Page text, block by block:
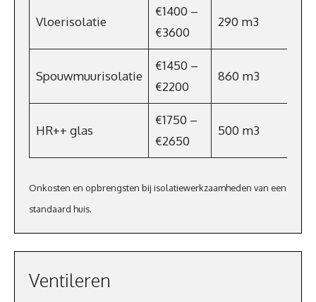
Vloerisolatie
€1400 –
€3600
290 m3
Spouwmuurisolatie
€1450 –
€2200
860 m3
HR++ glas
€1750 –
€2650
500 m3
Onkosten en opbrengsten bij isolatiewerkzaamheden van een
standaard huis.
Ventileren